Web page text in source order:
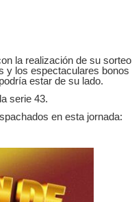
la realización de su sorteo
y los espectaculares bonos
estar de su lado.
serie 43.
en esta jornada: